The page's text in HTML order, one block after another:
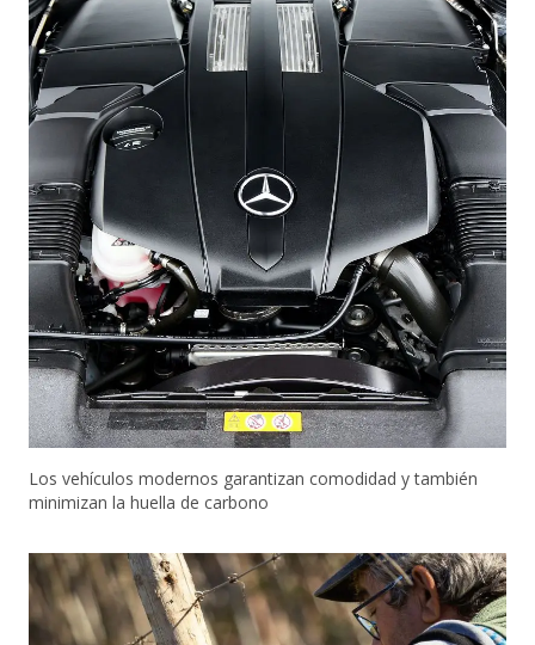
Los vehículos modernos garantizan comodidad y también
minimizan la huella de carbono